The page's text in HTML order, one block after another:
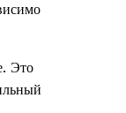
Это